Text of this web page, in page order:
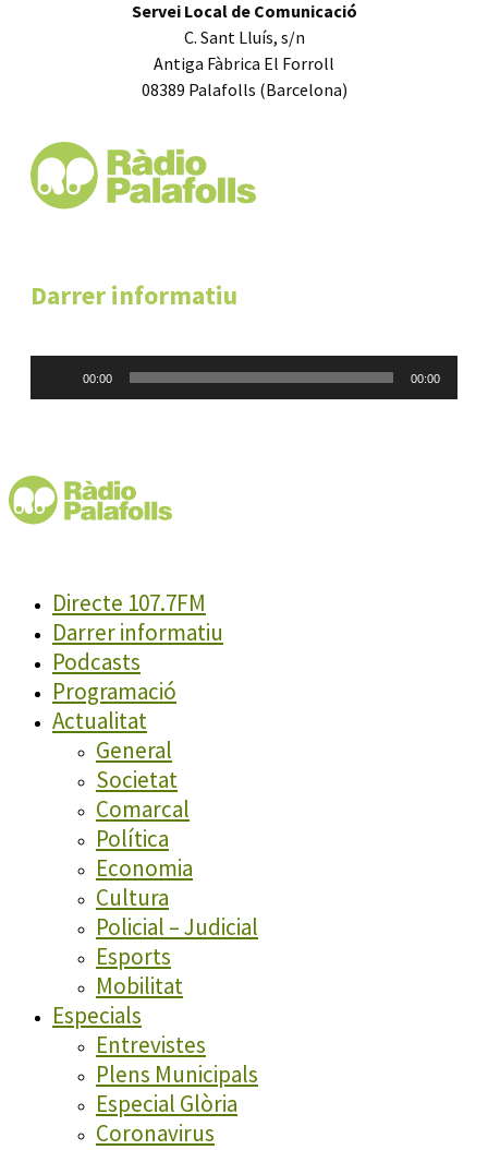
Servei Local de Comunicació
C. Sant Lluís, s/n
Antiga Fàbrica El Forroll
08389 Palafolls (Barcelona)
Darrer informatiu
00:00 00:00
Directe 107.7FM
Darrer informatiu
Podcasts
Programació
Actualitat
General
Societat
Comarcal
Política
Economia
Cultura
Policial – Judicial
Esports
Mobilitat
Especials
Entrevistes
Plens Municipals
Especial Glòria
Coronavirus